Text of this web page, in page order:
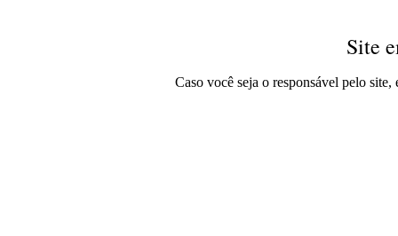
Site
Caso você seja o responsável pelo